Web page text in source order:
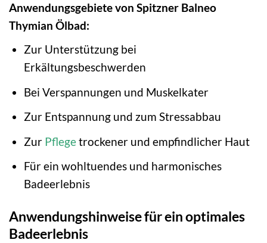
Anwendungsgebiete von Spitzner Balneo
Thymian Ölbad:
Zur Unterstützung bei
Erkältungsbeschwerden
Bei Verspannungen und Muskelkater
Zur Entspannung und zum Stressabbau
Zur Pflegetrockener und empfindlicher Haut
Für ein wohltuendes und harmonisches
Badeerlebnis
Anwendungshinweise für ein optimales
Badeerlebnis